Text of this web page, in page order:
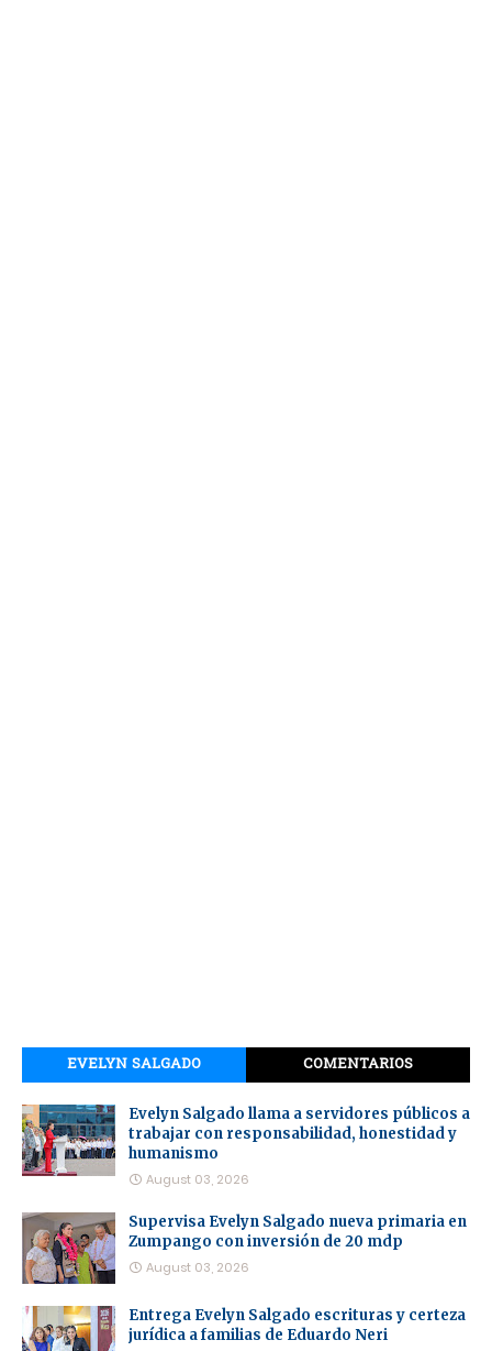
EVELYN SALGADO COMENTARIOS
Evelyn Salgado llama a servidores públicos a
trabajar con responsabilidad, honestidad y
humanismo
August 03, 2026
Supervisa Evelyn Salgado nueva primaria en
Zumpango con inversión de 20 mdp
August 03, 2026
Entrega Evelyn Salgado escrituras y certeza
jurídica a familias de Eduardo Neri